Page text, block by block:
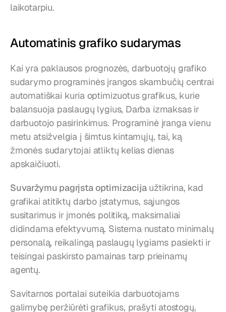
laikotarpiu.
Automatinis grafiko sudarymas
Kai yra paklausos prognozės, darbuotojų grafiko
sudarymo programinės įrangos skambučių centrai
automatiškai kuria optimizuotus grafikus, kurie
balansuoja paslaugų lygius, Darba izmaksas ir
darbuotojo pasirinkimus. Programinė įranga vienu
metu atsižvelgia į šimtus kintamųjų, tai, ką
žmonės sudarytojai atliktų kelias dienas
apskaičiuoti.
Suvaržymu pagrįsta optimizacija užtikrina, kad
grafikai atitiktų darbo įstatymus, sąjungos
susitarimus ir įmonės politiką, maksimaliai
didindama efektyvumą. Sistema nustato minimalų
personalą, reikalingą paslaugų lygiams pasiekti ir
teisingai paskirsto pamainas tarp prieinamų
agentų.
Savitarnos portalai suteikia darbuotojams
galimybę peržiūrėti grafikus, prašyti atostogų,